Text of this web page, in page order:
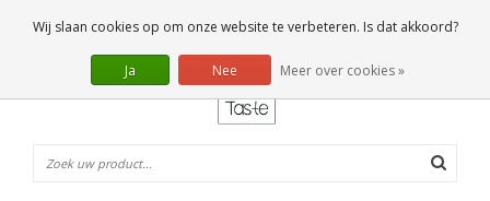
0 Artikelen
NL
Wij slaan cookies op om onze website te verbeteren. Is dat akkoord?
Ja Nee Meer over cookies »